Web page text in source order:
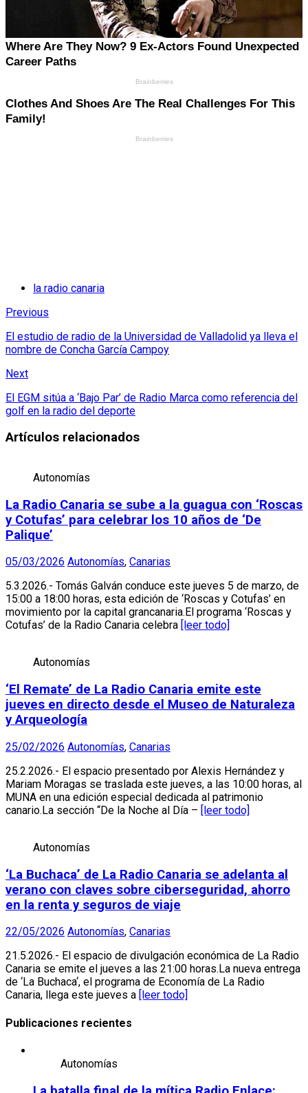
la radio canaria
Previous
El estudio de radio de la Universidad de Valladolid ya lleva el
nombre de Concha García Campoy
Next
El EGM sitúa a ‘Bajo Par’ de Radio Marca como referencia del
golf en la radio del deporte
Artículos relacionados
Autonomías
La Radio Canaria se sube a la guagua con ‘Roscas
y Cotufas’ para celebrar los 10 años de ‘De
Palique’
05/03/2026 Autonomías, Canarias
5.3.2026.- Tomás Galván conduce este jueves 5 de marzo, de
15:00 a 18:00 horas, esta edición de ‘Roscas y Cotufas’ en
movimiento por la capital grancanaria.El programa ‘Roscas y
Cotufas’ de la Radio Canaria celebra
[leer todo]
Autonomías
‘El Remate’ de La Radio Canaria emite este
jueves en directo desde el Museo de Naturaleza
y Arqueología
25/02/2026 Autonomías, Canarias
25.2.2026.- El espacio presentado por Alexis Hernández y
Mariam Moragas se traslada este jueves, a las 10:00 horas, al
MUNA en una edición especial dedicada al patrimonio
canario.La sección “De la Noche al Día – [leer todo]
Autonomías
‘La Buchaca’ de La Radio Canaria se adelanta al
verano con claves sobre ciberseguridad, ahorro
en la renta y seguros de viaje
22/05/2026 Autonomías, Canarias
21.5.2026.- El espacio de divulgación económica de La Radio
Canaria se emite el jueves a las 21:00 horas.La nueva entrega
de ‘La Buchaca‘, el programa de Economía de La Radio
Canaria, llega este jueves a
[leer todo]
Publicaciones recientes
Autonomías